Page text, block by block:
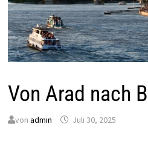
Von Arad nach
von admin Juli 30, 2025